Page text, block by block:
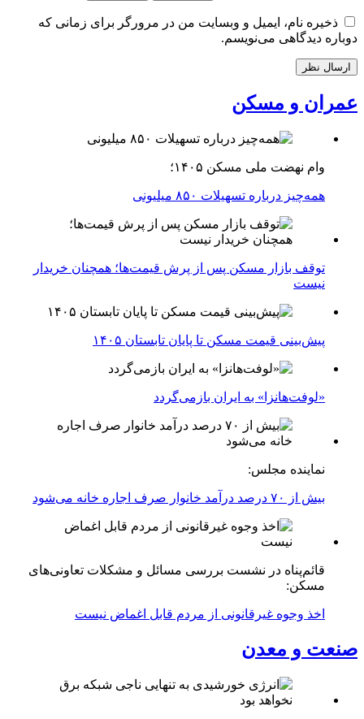
ذخیره نام، ایمیل و وبسایت من در مرورگر برای زمانی که
دوباره دیدگاهی می‌نویسم.
عمران و مسکن
وام نهضت ملی مسکن ۱۴۰۵؛
همه‌چیز درباره تسهیلات ۸۵۰ میلیونی
توقف بازار مسکن پس از پرش قیمت‌ها؛ همچنان خریدار
نیست
پیش‌بینی قیمت مسکن تا پایان تابستان ۱۴۰۵
«لوفت‌هانزا» به ایران بازمی‌گردد
نماینده مجلس:
بیش از ۷۰ درصد درآمد خانوار صرف اجاره خانه می‌شود
قائم‌پناه در نشست بررسی مسائل و مشکلات تعاونی‌های
مسکن:
اخذ وجوه غیرقانونی از مردم قابل اغماض نیست
صنعت و معدن